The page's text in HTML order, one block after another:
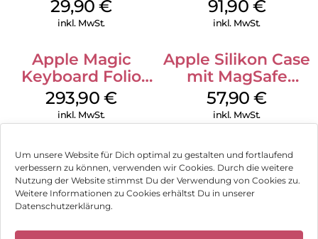
Um unsere Website für Dich optimal zu gestalten und fortlaufend
verbessern zu können, verwenden wir Cookies. Durch die weitere
Nutzung der Website stimmst Du der Verwendung von Cookies zu.
Weitere Informationen zu Cookies erhältst Du in unserer
Datenschutzerklärung.
Transparent
29,90€
inkl. MwSt.
91,90 €
inkl. MwSt.
Apple Magic
Keyboard Folio
iPad 10.9″ (10.Gen.)
Weiß
293,90€
inkl. MwSt.
Apple Silikon Case
mit MagSafe
iPhone 14 Pro
(PRODUCT)RED
57,90€
inkl. MwSt.
Impressum